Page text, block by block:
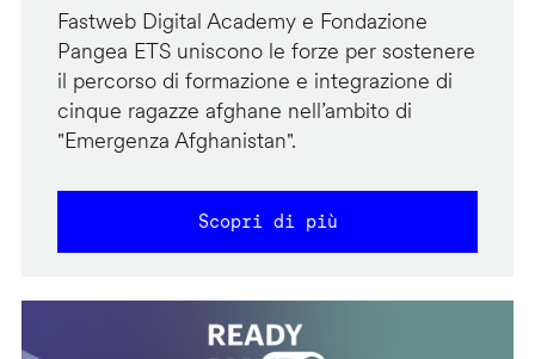
Fastweb Digital Academy e Fondazione
Pangea ETS uniscono le forze per sostenere
il percorso di formazione e integrazione di
cinque ragazze afghane nell’ambito di
"Emergenza Afghanistan".
Scopri di più